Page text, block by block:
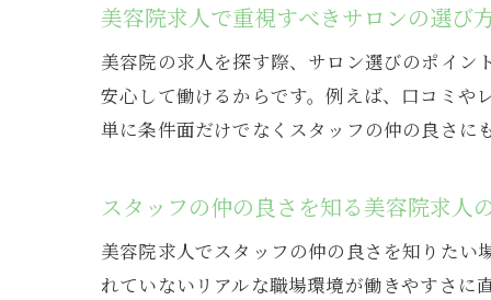
美容院求人で重視すべきサロンの選び
美容院の求人を探す際、サロン選びのポイ
安心して働けるからです。例えば、口コミや
単に条件面だけでなくスタッフの仲の良さに
スタッフの仲の良さを知る美容院求人
美容院求人でスタッフの仲の良さを知りた
れていないリアルな職場環境が働きやすさ